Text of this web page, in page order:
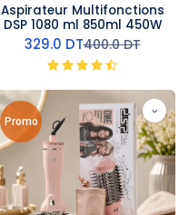
Aspirateur Multifonctions
DSP 1080 ml 850ml 450W
329.0 DT400.0DT
Promo